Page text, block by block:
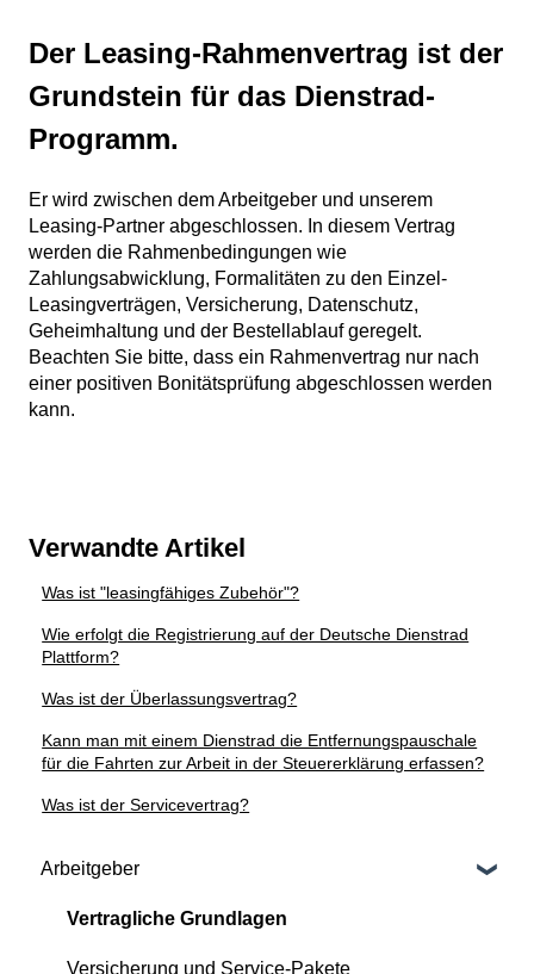
Der Leasing-Rahmenvertrag ist der
Grundstein für das Dienstrad-
Programm.
Er wird zwischen dem Arbeitgeber und unserem
Leasing-Partner abgeschlossen. In diesem Vertrag
werden die Rahmenbedingungen wie
Zahlungsabwicklung, Formalitäten zu den Einzel-
Leasingverträgen, Versicherung, Datenschutz,
Geheimhaltung und der Bestellablauf geregelt.
Beachten Sie bitte, dass ein Rahmenvertrag nur nach
einer positiven Bonitätsprüfung abgeschlossen werden
kann.
Verwandte Artikel
Was ist "leasingfähiges Zubehör"?
Wie erfolgt die Registrierung auf der Deutsche Dienstrad
Plattform?
Was ist der Überlassungsvertrag?
Kann man mit einem Dienstrad die Entfernungspauschale
für die Fahrten zur Arbeit in der Steuererklärung erfassen?
Was ist der Servicevertrag?
Arbeitgeber
Vertragliche Grundlagen
Versicherung und Service-Pakete